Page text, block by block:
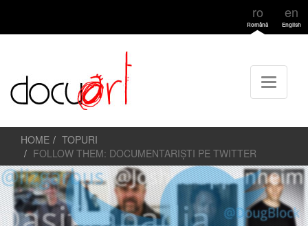
ro
Română
en
English
HOME
TOPURI
FOLLOW THEM: DOCUMENTARIȘTI PE TWITTER